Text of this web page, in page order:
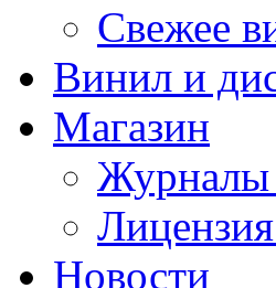
Свежее
Винил и
Магазин
Журналы
Новости